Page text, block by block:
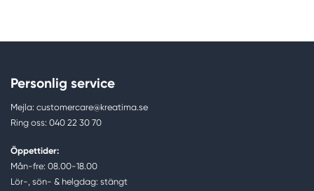
Personlig service
Mejla: customercare@kreatima.se
Ring oss: 040 22 30 70
Öppettider:
Mån-fre: 08.00-18.00
Lör-, sön- & helgdag: stängt